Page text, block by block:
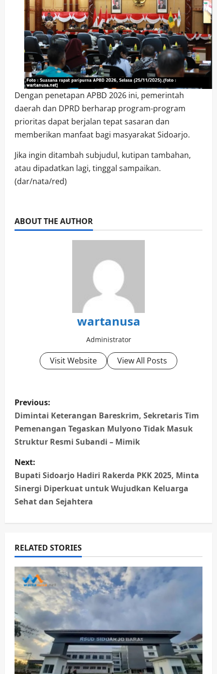
Dengan penetapan APBD 2026 ini, pemerintah
daerah dan DPRD berharap program-program
prioritas dapat berjalan tepat sasaran dan
memberikan manfaat bagi masyarakat Sidoarjo.
Jika ingin ditambah subjudul, kutipan tambahan,
atau dipadatkan lagi, tinggal sampaikan.
(dar/nata/red)
ABOUT THE AUTHOR
wartanusa
Administrator
Visit Website View All Posts
P
o
s
t
n
a
v
i
g
a
t
i
o
n
Previous:
Dimintai Keterangan Bareskrim, Sekretaris Tim
Pemenangan Tegaskan Mulyono Tidak Masuk
Struktur Resmi Subandi – Mimik
Next:
Bupati Sidoarjo Hadiri Rakerda PKK 2025, Minta
Sinergi Diperkuat untuk Wujudkan Keluarga
Sehat dan Sejahtera
RELATED STORIES